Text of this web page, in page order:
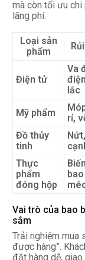
mà còn tối ưu
lãng phí.
Loại sản
phẩm
Điện tử
Va
lắc
Mỹ phẩm
rỉ,
Đồ thủy
tinh
Thực
phẩm
đóng hộp
Vai trò của bao
sắm
Trải nghiệm mua
được hàng”.
đặt hàng dễ, giao